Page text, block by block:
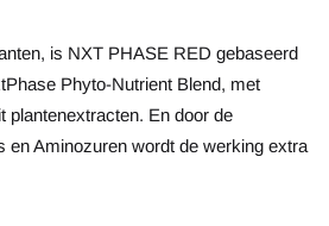
is NXT PHASE RED gebaseerd
Phyto-Nutrient Blend, met
plantenextracten. En door de
en Aminozuren wordt de werking extra